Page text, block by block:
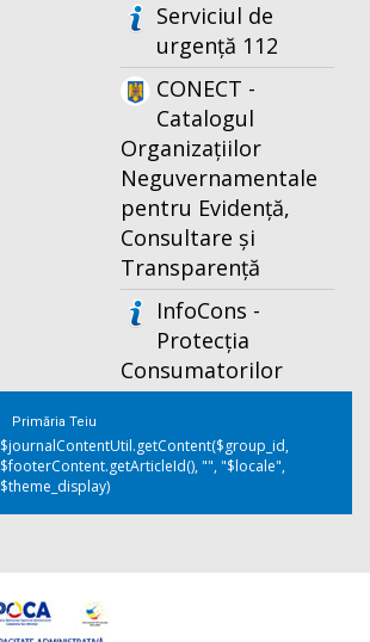
Serviciul de
urgență 112
CONECT -
Catalogul
Organizațiilor
Neguvernamentale
pentru Evidență,
Consultare și
Transparență
InfoCons -
Protecția
Consumatorilor
Primăria Teiu
$journalContentUtil.getContent($group_id,
$footerContent.getArticleId(), "", "$locale",
$theme_display)